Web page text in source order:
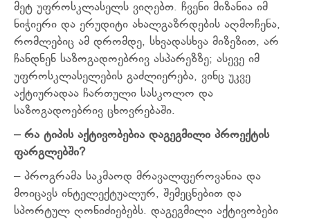
მეტ უფროსკლასელს ვიღებთ. ჩვენი მიზანია იმ
ნიჭიერი და ერუდიტი ახალგაზრდების აღმოჩენა,
რომლებიც ამ დრომდე, სხვადასხვა მიზეზით, არ
ჩანდნენ საზოგადოებრივ ასპარეზზე; ასევე იმ
უფროსკლასელების გაძლიერება, ვინც უკვე
აქტიურადაა ჩართული სასკოლო და
საზოგადოებრივ ცხოვრებაში.
– რა ტიპის აქტივობებია დაგეგმილი პროექტის
ფარგლებში?
– პროგრამა საკმაოდ მრავალფეროვანია და
მოიცავს ინტელექტუალურ, შემეცნებით და
სპორტულ ღონიძიებებს. დაგეგმილი აქტივობები